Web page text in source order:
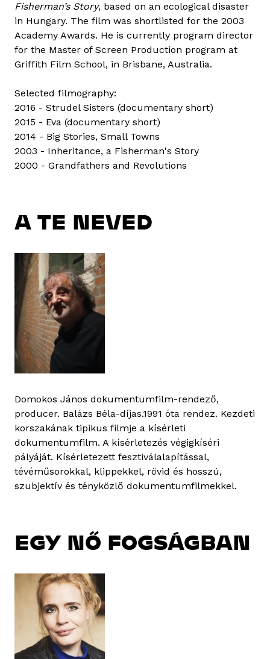
Fisherman’s Story, based on an ecological disaster
in Hungary. The film was shortlisted for the 2003
Academy Awards. He is currently program director
for the Master of Screen Production program at
Griffith Film School, in Brisbane, Australia.
Selected filmography:
2016 - Strudel Sisters (documentary short)
2015 - Eva (documentary short)
2014 - Big Stories, Small Towns
2003 - Inheritance, a Fisherman's Story
2000 - Grandfathers and Revolutions
A TE NEVED
Domokos János dokumentumfilm-rendező,
producer. Balázs Béla-díjas.1991 óta rendez. Kezdeti
korszakának tipikus filmje a kísérleti
dokumentumfilm. A kísérletezés végigkíséri
pályáját. Kísérletezett fesztiválalapítással,
tévéműsorokkal, klippekkel, rövid és hosszú,
szubjektív és tényközlő dokumentumfilmekkel.
EGY NŐ FOGSÁGBAN